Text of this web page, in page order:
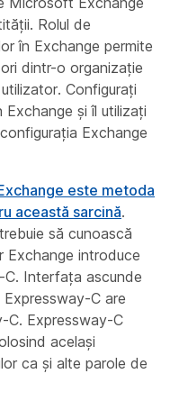
Rolul de
în Exchange permite
dintr-o organizație
Configurați
Exchange și îl utilizați
Exchange
este metoda
această sarcină.
să cunoască
Exchange introduce
Interfața ascunde
C are
C. Expressway-C
același
ca și alte parole de